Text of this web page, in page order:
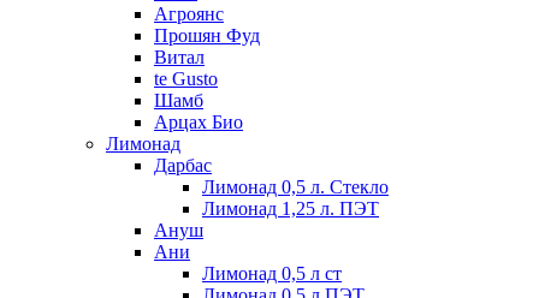
Агроянс
Прошян Фуд
Витал
te Gusto
Шамб
Арцах Био
Лимонад
Дарбас
Лимонад 0,5 л. Стекло
Лимонад 1,25 л. ПЭТ
Ануш
Ани
Лимонад 0,5 л ст